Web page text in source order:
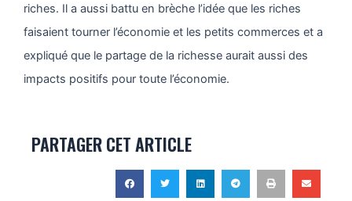
riches. Il a aussi battu en brèche l’idée que les riches
faisaient tourner l’économie et les petits commerces et a
expliqué que le partage de la richesse aurait aussi des
impacts positifs pour toute l’économie.
PARTAGER CET ARTICLE